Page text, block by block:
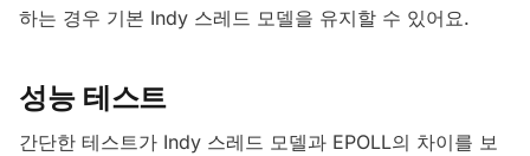
하는 경우 기본 Indy 스레드 모델을 유지할 수 있어요.
성능 테스트
간단한 테스트가 Indy 스레드 모델과 EPOLL의 차이를 보